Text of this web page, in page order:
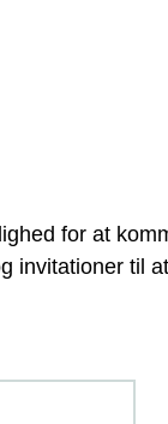
for at
invitationer til